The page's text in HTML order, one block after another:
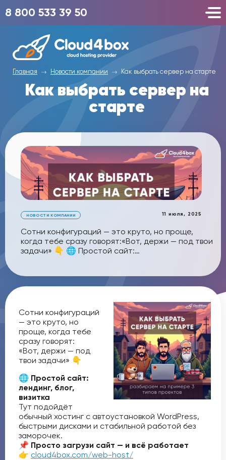
8 800 533 39 50
Главная Новости компании Как выбрать сервер на старте
Как выбрать сервер на
старте
11 июля, 2025
НОВОСТИ КОМПАНИИ
Сотни конфигураций — это круто, но проще,
когда тебе сразу говорят:«Вот, держи — под твои
задачи» 👇 🌐 Простой сайт:…
Сотни конфигураций
— это круто, но
проще, когда тебе
сразу говорят:
«Вот, держи — под
твои задачи» 👇
🌐 Простой сайт:
лендинг, блог,
визитка
Тут подойдёт
обычный хостинг с автоустановкой WordPress,
быстрыми дисками и стабильной работой без
заморочек.
📌 Просто загрузи сайт — и всё работает
👉 cloud4box.com/web-host/